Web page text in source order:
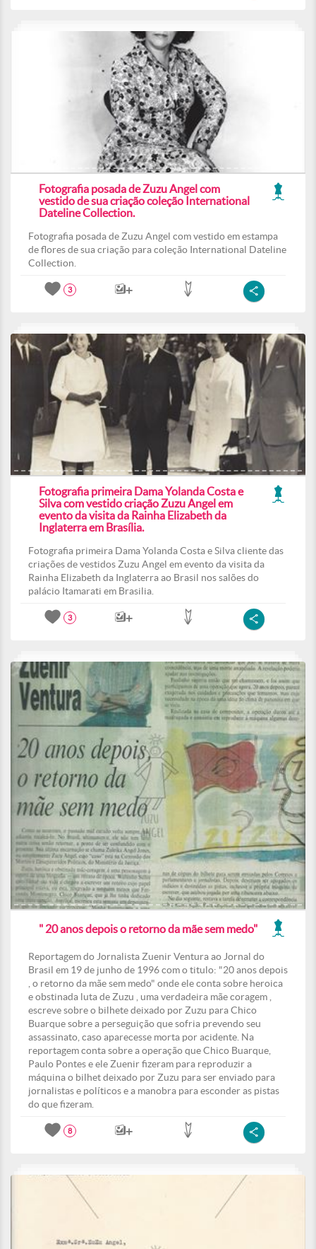
Fotografia posada de Zuzu Angel com
vestido de sua criação coleção International
Dateline Collection.
Fotografia posada de Zuzu Angel com vestido em estampa
de flores de sua criação para coleção International Dateline
Collection.
3
Fotografia primeira Dama Yolanda Costa e
Silva com vestido criação Zuzu Angel em
evento da visita da Rainha Elizabeth da
Inglaterra em Brasília.
Fotografia primeira Dama Yolanda Costa e Silva cliente das
criações de vestidos Zuzu Angel em evento da visita da
Rainha Elizabeth da Inglaterra ao Brasil nos salões do
palácio Itamarati em Brasilia.
3
" 20 anos depois o retorno da mãe sem medo"
Reportagem do Jornalista Zuenir Ventura ao Jornal do
Brasil em 19 de junho de 1996 com o titulo: "20 anos depois
, o retorno da mãe sem medo" onde ele conta sobre heroica
e obstinada luta de Zuzu , uma verdadeira mãe coragem ,
escreve sobre o bilhete deixado por Zuzu para Chico
Buarque sobre a perseguição que sofria prevendo seu
assassinato, caso aparecesse morta por acidente. Na
reportagem conta sobre a operação que Chico Buarque,
Paulo Pontes e ele Zuenir fizeram para reproduzir a
máquina o bilhet deixado por Zuzu para ser enviado para
jornalistas e políticos e a manobra para esconder as pistas
do que fizeram.
8